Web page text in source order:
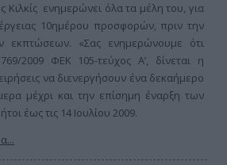
Κιλκίς ενημερώνει όλα τα μέλη του, για
10ημέρου προσφορών, πριν την
εκπτώσεων. «Σας ενημερώνουμε ότι
2009 ΦΕΚ 105-τεύχος Α’, δίνεται η
να διενεργήσουν ένα δεκαήμερο
μέχρι και την επίσημη έναρξη των
έως τις 14 Ιουλίου 2009.